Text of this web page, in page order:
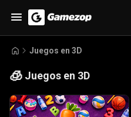
Juegos en 3D
🧊 Juegos en 3D